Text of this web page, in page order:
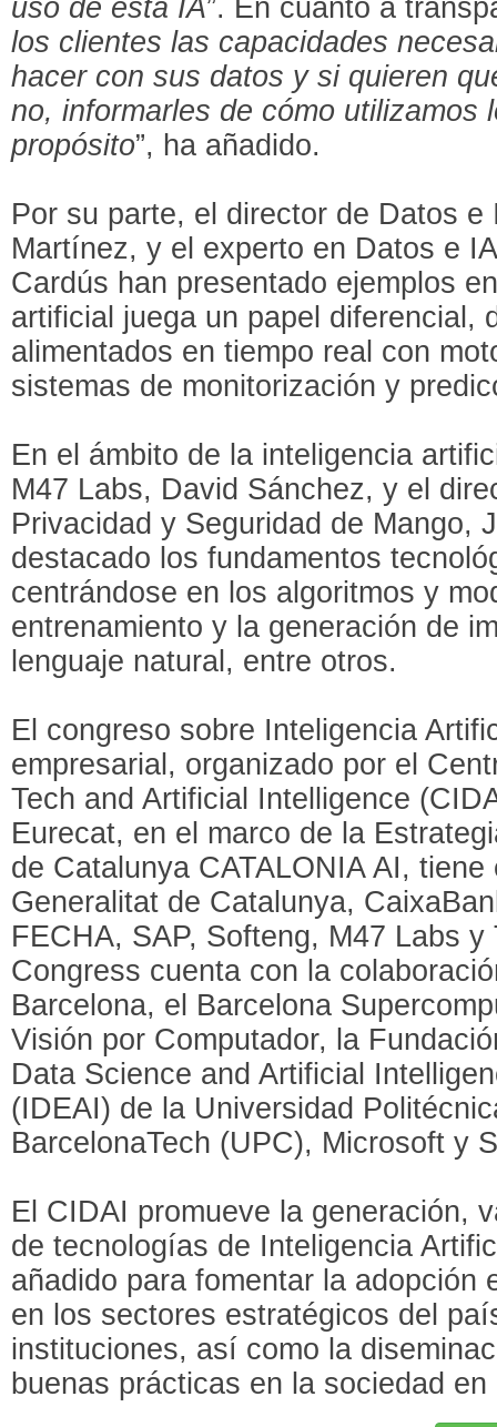
uso de esta IA”. En cuanto a
los clientes las capacidades
hacer con sus datos y si quieren
no, informarles de cómo utilizamos
propósito”, ha añadido.
Por su parte, el director de Datos e
Martínez, y el experto en Datos e
Cardús han presentado ejemplos
artificial juega un papel diferencial,
alimentados en tiempo real con
sistemas de monitorización y
En el ámbito de la inteligencia
M47 Labs, David Sánchez, y el
Privacidad y Seguridad de Mango,
destacado los fundamentos
centrándose en los algoritmos y
entrenamiento y la generación de
lenguaje natural, entre otros.
El congreso sobre Inteligencia
empresarial, organizado por el
Tech and Artificial Intelligence
Eurecat, en el marco de la
de Catalunya CATALONIA AI,
Generalitat de Catalunya,
FECHA, SAP, Softeng, M47 Labs
Congress cuenta con la
Barcelona, el Barcelona
Visión por Computador, la
Data Science and Artificial
(IDEAI) de la Universidad
BarcelonaTech (UPC), Microsoft y
El CIDAI promueve la generación,
de tecnologías de Inteligencia
añadido para fomentar la adopción
en los sectores estratégicos del
instituciones, así como la
buenas prácticas en la sociedad en